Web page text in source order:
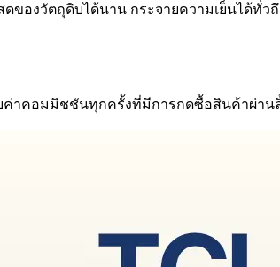
ของวัตถุดิบได้นาน กระจายความเย็นได้ทั่ว
ค่าคอมมิชชันทุกครั้งที่มีการกดซื้อสินค้าผ่าน